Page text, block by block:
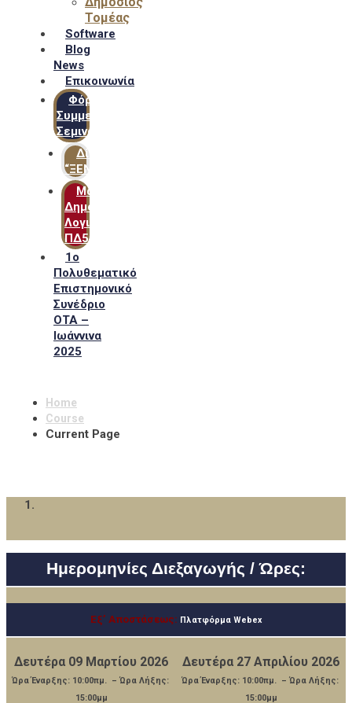
Τομέας
Software
Blog
News
Επικοινωνία
Φόρμα
Συμμετοχής
Σεμιναρίων
Δίκτυο
“ΞΕΝΟΦΩΝ”
Μακροχρόνιο
Δημόσιο
Λογιστικό
ΠΔ54
1ο
Πολυθεματικό
Επιστημονικό
Συνέδριο
ΟΤΑ –
Ιωάννινα
2025
Home
Course
Current Page
Hμερομηνίες Διεξαγωγής / Ώρες:
Εξ’ Αποστάσεως: Πλατφόρμα Webex
Δευτέρα 09 Μαρτίου 2026
Ώρα Έναρξης: 10:00πμ. – Ώρα Λήξης:
15:00μμ
Δευτέρα 27 Απριλίου 2026
Ώρα Έναρξης: 10:00πμ. – Ώρα Λήξης:
15:00μμ